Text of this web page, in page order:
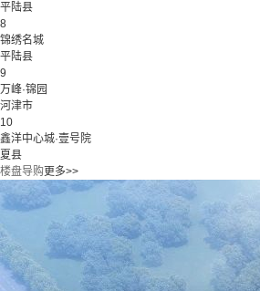
平陆县
8
锦绣名城
平陆县
9
万峰·锦园
河津市
10
鑫洋中心城·壹号院
夏县
楼盘导购更多>>